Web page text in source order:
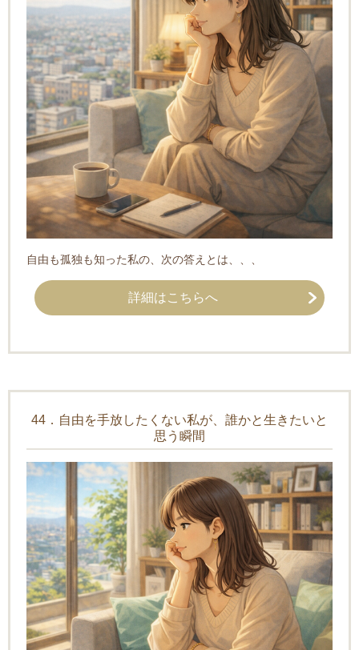
自由も孤独も知った私の、次の答えとは、、、
詳細はこちらへ
44．自由を手放したくない私が、誰かと生きたいと
思う瞬間